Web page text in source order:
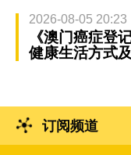
2026-08-05 20:23
《澳门癌症登
健康生活方式
订阅频道